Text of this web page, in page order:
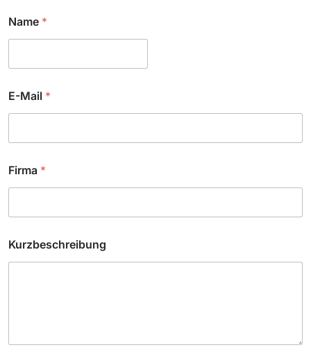
a
m
Name *
E-Mail *
Firma *
Kurzbeschreibung